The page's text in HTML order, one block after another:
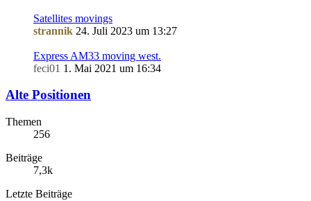
Satellites movings
strannik 24. Juli 2023 um 13:27
Express AM33 moving west.
feci01 1. Mai 2021 um 16:34
Alte Positionen
Themen
256
Beiträge
7,3k
Letzte Beiträge